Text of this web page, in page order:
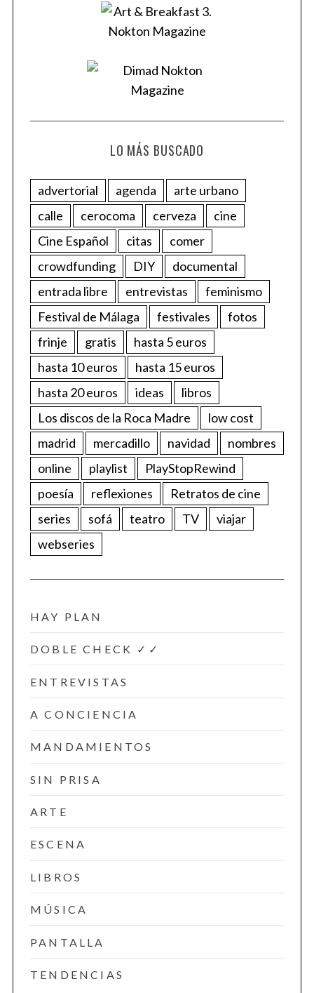
LO MÁS BUSCADO
advertorial agenda
arte urbano
calle
cerocoma cerveza
cine
Cine Español
citas
comer
crowdfunding
DIY
documental
entrada libre
entrevistas
feminismo
Festival de Málaga
festivales
fotos
frinje
gratis
hasta 5 euros
hasta 10 euros
hasta 15 euros
hasta 20 euros
ideas
libros
Los discos de la Roca Madre
low cost
madrid
mercadillo navidad
nombres
online
playlist
PlayStopRewind
poesía
reflexiones
Retratos de cine
series
sofá teatro TV
viajar
webseries
HAY PLAN
DOBLE CHECK ✓✓
ENTREVISTAS
A CONCIENCIA
MANDAMIENTOS
SIN PRISA
ARTE
ESCENA
LIBROS
MÚSICA
PANTALLA
TENDENCIAS